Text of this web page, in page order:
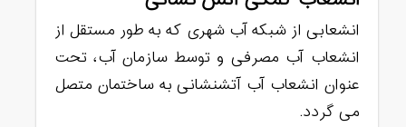
انشعابی از شبکه آب شهری که به طور مستقل از
انشعاب آب مصرفی و توسط سازمان آب، تحت
عنوان انشعاب آب آتشنشانی به ساختمان متصل
می گردد.